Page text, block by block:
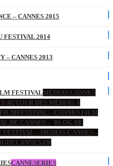
– CANNES 2015
FESTIVAL 2014
– CANNES 2013
FESTIVALMÉDIAS CANNES
AUTOUR DES MÉDIAS À
– CANNES FILM
DE CANNES – BLOG DE
FESTIVAL – MEDIAS CANNES –
CANNESERIES